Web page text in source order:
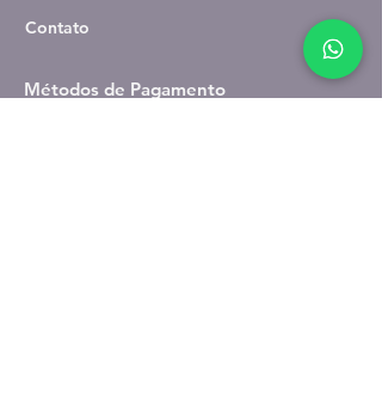
Contato
Métodos de Pagamento